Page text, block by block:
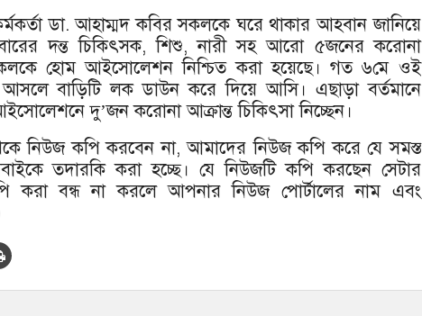
ডা. আহাম্মদ কবির সকলকে ঘরে থাকার আহবান জানিয়ে
দন্ত চিকিৎসক, শিশু, নারী সহ আরো ৫জনের করোনা
হোম আইসোলেশন নিশ্চিত করা হয়েছে। গত ৬মে ওই
আসলে বাড়িটি লক ডাউন করে দিয়ে আসি। এছাড়া বর্তমানে
দু’জন করোনা আক্রান্ত চিকিৎসা নিচ্ছেন।
নিউজ কপি করবেন না, আমাদের নিউজ কপি করে যে সমস্ত
তদারকি করা হচ্ছে। যে নিউজটি কপি করছেন সেটার
করা বন্ধ না করলে আপনার নিউজ পোর্টালের নাম এবং